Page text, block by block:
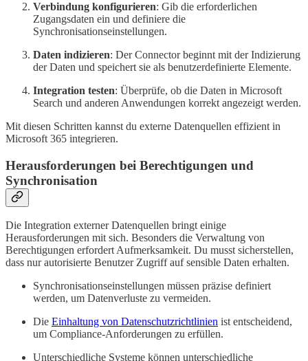
Verbindung konfigurieren: Gib die erforderlichen
Zugangsdaten ein und definiere die
Synchronisationseinstellungen.
Daten indizieren: Der Connector beginnt mit der Indizierung
der Daten und speichert sie als benutzerdefinierte Elemente.
Integration testen: Überprüfe, ob die Daten in Microsoft
Search und anderen Anwendungen korrekt angezeigt werden.
Mit diesen Schritten kannst du externe Datenquellen effizient in
Microsoft 365 integrieren.
Herausforderungen bei Berechtigungen und
Synchronisation
Die Integration externer Datenquellen bringt einige
Herausforderungen mit sich. Besonders die Verwaltung von
Berechtigungen erfordert Aufmerksamkeit. Du musst sicherstellen,
dass nur autorisierte Benutzer Zugriff auf sensible Daten erhalten.
Synchronisationseinstellungen müssen präzise definiert
werden, um Datenverluste zu vermeiden.
Die Einhaltung von Datenschutzrichtlinien ist entscheidend,
um Compliance-Anforderungen zu erfüllen.
Unterschiedliche Systeme können unterschiedliche